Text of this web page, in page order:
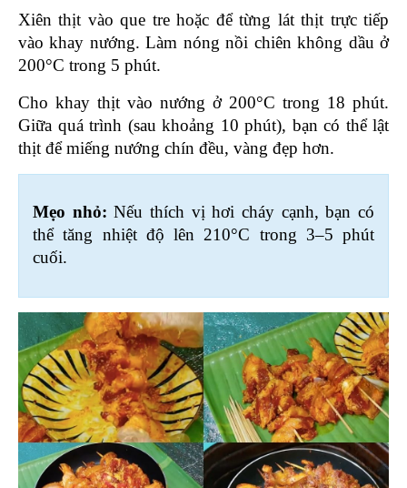
Xiên thịt vào que tre hoặc để từng lát thịt trực tiếp
vào khay nướng. Làm nóng nồi chiên không dầu ở
200°C trong 5 phút.
Cho khay thịt vào nướng ở 200°C trong 18 phút.
Giữa quá trình (sau khoảng 10 phút), bạn có thể lật
thịt để miếng nướng chín đều, vàng đẹp hơn.
Mẹo nhỏ: Nếu thích vị hơi cháy cạnh, bạn có
thể tăng nhiệt độ lên 210°C trong 3–5 phút
cuối.